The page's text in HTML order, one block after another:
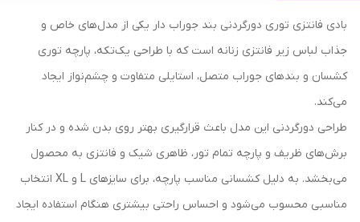
بادی فانتزی توری دورگردنی بند جوراب دار یکی از مدل‌های خاص و
جذاب لباس زیر فانتزی زنانه است که با طراحی یک‌تکه، پارچه توری
کشسان و بندهای جوراب متصل، استایلی متفاوت و چشم‌نواز ایجاد
می‌کند.
طراحی دورگردنی این مدل باعث قرارگیری بهتر روی بدن شده و در کنار
برش‌های ظریف و پارچه تمام تور، ظاهری شیک و فانتزی به محصول
می‌بخشد. به دلیل کشسانی مناسب پارچه، برای سایزهای L و XL انتخاب
مناسبی محسوب می‌شود و احساس راحتی بیشتری هنگام استفاده ایجاد